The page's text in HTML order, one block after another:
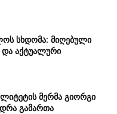
სხდომა: მიღებული
და აქტუალური
მერმა გიორგი
გამართა